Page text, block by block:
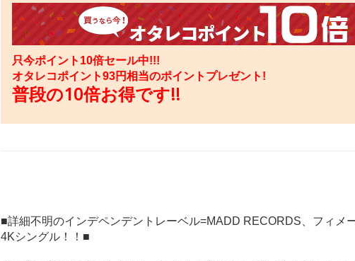
只今ポイント10倍セール中!!!
オタレコポイント93円相当のポイントプレゼント!
普段の10倍お得です!!
■詳細不明のインデペンデントレーベル=MADD RECORDS、フィメ
4Kシングル！！■